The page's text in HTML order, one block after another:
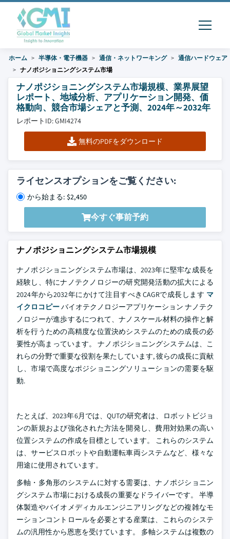
ホーム 半導体・電子機器 通信・ネットワーキング
通信ハードウェア
ナノポジショニングシステム市場
ナノポジショニングシステム市場規模、業界展望
レポート、地域分析、アプリケーション開発、価
格動向、競合市場シェアと予測、2024年～2032年
レポートID: GMI4274
無料のPDFをダウンロード
ライセンスオプションをご覧ください:
から始まる: $2,450
今すぐ事前予約
ナノポジショニングシステム市場規模
ナノポジショニングシステム市場は、2023年に堅牢な成長を
経験し、特にナノテクノロジーの研究開発活動の拡大による
2024年から2032年にかけて注目すべきCAGRで成長します マ
イクロコピーバイオテクノロジーアプリケーション ナノテク
ノロジーが進歩するにつれて、ナノスケール材料の操作と解
析を行うための高精度な位置決めシステムのための成長の必
要性が高まっています。 ナノポジショニングシステムは、こ
れらの分野で重要な役割を果たしています, 彼らの成長に貢献
し、市場で高度なポジショニングソリューションの需要を駆
動.
たとえば、2023年6月では、QUTの研究者は、ロボットビジョ
ンの新規および強化された方法を開発し、費用対効果の高い
位置システムの作成を目標としています。 これらのシステム
は、サービスロボットや自動運転車両システムなど、様々な
用途に使用されています。
多軸・多角形のシステムに対する需要は、ナノポジショニン
グシステム市場における成長の重要なドライバーです。 半導
体製造やバイオメディカルエンジニアリングなどの複雑なモ
ーションコントロールを必要とする産業は、これらのシステ
ムの汎用性から恩恵を受けています。 多軸システムは複数の